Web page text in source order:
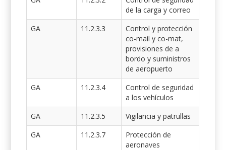
de la carga y correo
GA
11.2.3.3
Control y protección
co-mail y co-mat,
provisiones de a
bordo y suministros
de aeropuerto
GA
11.2.3.4
Control de seguridad
a los vehículos
GA
11.2.3.5
Vigilancia y patrullas
GA
11.2.3.7
Protección de
aeronaves